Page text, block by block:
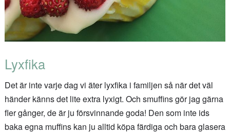
Lyxfika
Det är inte varje dag vi äter lyxfika i familjen så när det väl
händer känns det lite extra lyxigt. Och smuffins gör jag gärna
fler gånger, de är ju försvinnande goda! Den som inte ids
baka egna muffins kan ju alltid köpa färdiga och bara glasera